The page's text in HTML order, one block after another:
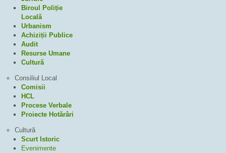
Biroul Poliție
Locală
Urbanism
Achiziții Publice
Audit
Resurse Umane
Cultură
Consiliul Local
Comisii
HCL
Procese Verbale
Proiecte Hotărâri
Cultură
Scurt Istoric
Evenimente